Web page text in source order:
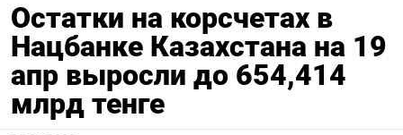
Остатки на корсчетах в
Нацбанке Казахстана на 19
апр выросли до 654,414
млрд тенге